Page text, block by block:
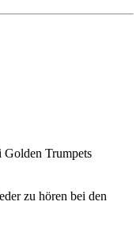
Golden Trumpets
zu hören bei den